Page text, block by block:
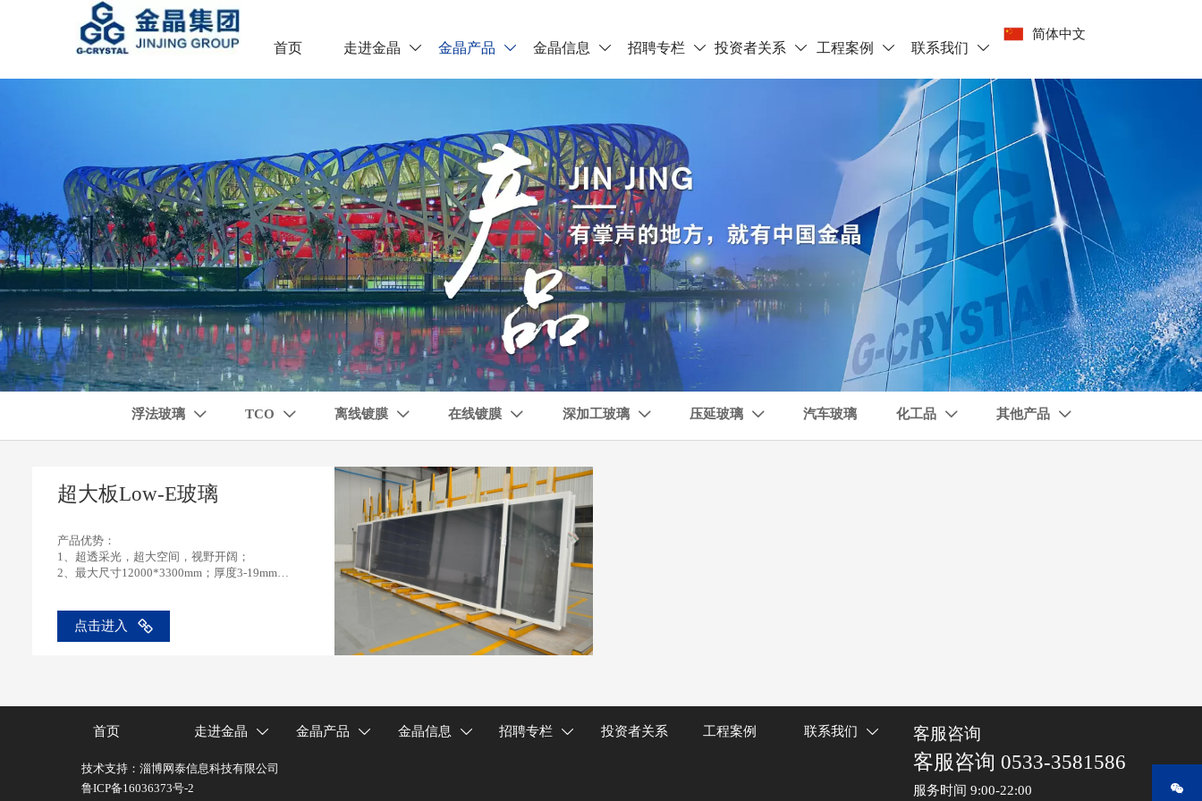
首页 走进金晶  金晶产品  金晶信息  招聘专栏  投资者关系  工程案例  联系我们 
简体中文
浮法玻璃  TCO  离线镀膜  在线镀膜  深加工玻璃  压延玻璃  汽车玻璃 化工品  其他产品 
超大板Low-E玻璃
产品优势：
1、超透采光，超大空间，视野开阔；
2、最大尺寸12000*3300mm；厚度3-19mm，
链协同，快速供货，保障工期。
点击进入
首页 走进金晶  金晶产品  金晶信息  招聘专栏  投资者关系 工程案例 联系我们 
技术支持：淄博网泰信息科技有限公司
鲁ICP备16036373号-2
客服咨询
客服咨询 0533-3581586
服务时间 9:00-22:00 